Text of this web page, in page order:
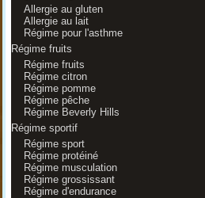
Allergie au gluten
Allergie au lait
Régime pour l'asthme
Régime fruits
Régime fruits
Régime citron
Régime pomme
Régime pêche
Régime Beverly Hills
Régime sportif
Régime sport
Régime protéiné
Régime musculation
Régime grossissant
Régime d'endurance